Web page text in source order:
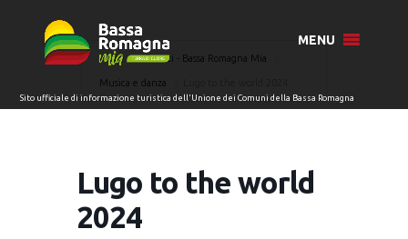
MENU
Home Eventi - Bassa Romagna Mia
Musica e danza
Lugo to the world
2024